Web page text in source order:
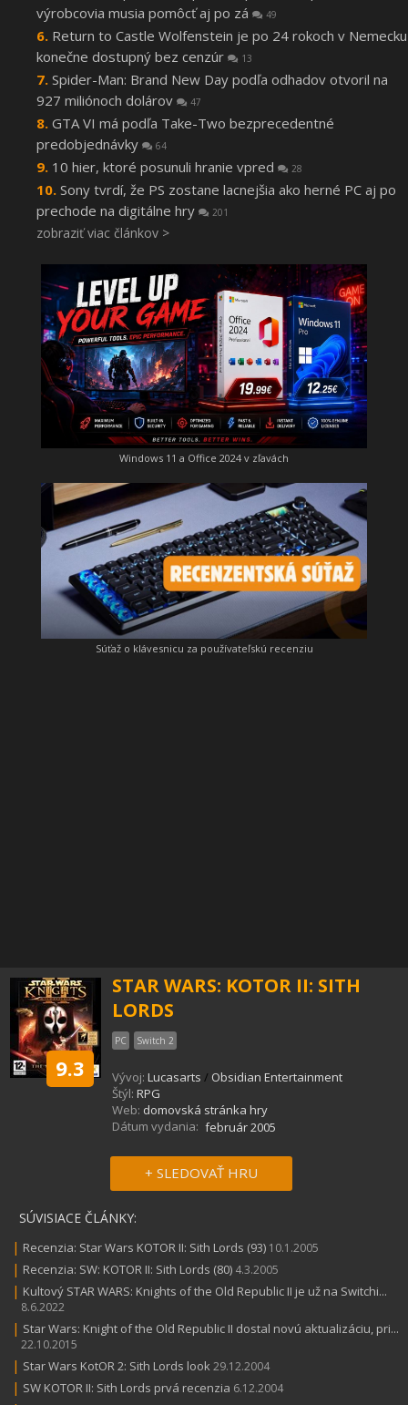
výrobcovia musia pomôcť aj po zá
49
Return to Castle Wolfenstein je po 24 rokoch v Nemecku
konečne dostupný bez cenzúr
13
Spider-Man: Brand New Day podľa odhadov otvoril na
927 miliónoch dolárov
47
GTA VI má podľa Take-Two bezprecedentné
predobjednávky
64
10 hier, ktoré posunuli hranie vpred 28
Sony tvrdí, že PS zostane lacnejšia ako herné PC aj po
prechode na digitálne hry
201
zobraziť viac článkov >
Windows 11 a Office 2024 v zľavách
Súťaž o klávesnicu za používateľskú recenziu
9.3
STAR WARS: KOTOR II: SITH
LORDS
PC Switch 2
Vývoj: Lucasarts / Obsidian Entertainment
Štýl: RPG
Web: domovská stránka hry
Dátum vydania: február 2005
+ SLEDOVAŤ HRU
SÚVISIACE ČLÁNKY:
| Recenzia: Star Wars KOTOR II: Sith Lords (93) 10.1.2005
| Recenzia: SW: KOTOR II: Sith Lords (80) 4.3.2005
| Kultový STAR WARS: Knights of the Old Republic II je už na Switchi...
8.6.2022
| Star Wars: Knight of the Old Republic II dostal novú aktualizáciu, pri...
22.10.2015
| Star Wars KotOR 2: Sith Lords look29.12.2004
| SW KOTOR II: Sith Lords prvá recenzia 6.12.2004